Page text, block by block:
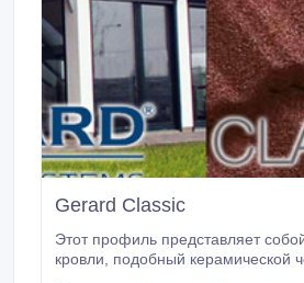
Gerard Classic
Этот профиль представляет
кровли, подобный керамической черепице. На ней